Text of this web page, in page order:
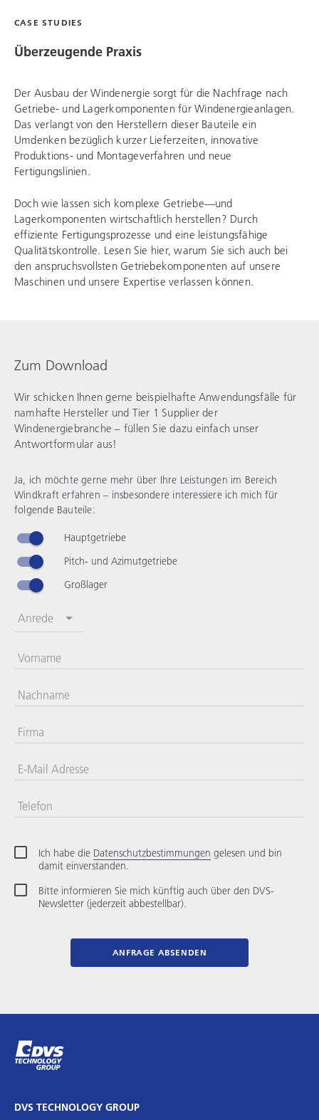
CASE STUDIES
Überzeugende Praxis
Der Ausbau der Windenergie sorgt für die Nachfrage nach
Getriebe- und Lagerkomponenten für Windenergieanlagen.
Das verlangt von den Herstellern dieser Bauteile ein
Umdenken bezüglich kurzer Lieferzeiten, innovative
Produktions- und Montageverfahren und neue
Fertigungslinien.
Doch wie lassen sich komplexe Getriebe—und
Lagerkomponenten wirtschaftlich herstellen? Durch
effiziente Fertigungsprozesse und eine leistungsfähige
Qualitätskontrolle. Lesen Sie hier, warum Sie sich auch bei
den anspruchsvollsten Getriebekomponenten auf unsere
Maschinen und unsere Expertise verlassen können.
Zum Download
Wir schicken Ihnen gerne beispielhafte Anwendungsfälle für
namhafte Hersteller und Tier 1 Supplier der
Windenergiebranche – füllen Sie dazu einfach unser
Antwortformular aus!
Ja, ich möchte gerne mehr über Ihre Leistungen im Bereich
Windkraft erfahren – insbesondere interessiere ich mich für
folgende Bauteile:
Hauptgetriebe
Pitch- und Azimutgetriebe
Großlager
Anrede
Vorname
Nachname
Firma
E-Mail Adresse
Kein
Land
Telefon
Ich habe die Datenschutzbestimmungen gelesen und bin
damit einverstanden.
Bitte informieren Sie mich künftig auch über den DVS-
Newsletter (jederzeit abbestellbar).
ANFRAGE ABSENDEN
DVS TECHNOLOGY GROUP